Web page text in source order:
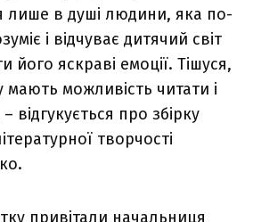
лише в душі людини, яка по-
і відчуває дитячий світ
його яскраві емоції. Тішуся,
можливість читати і
відгукується про збірку
творчості
привітали начальниця